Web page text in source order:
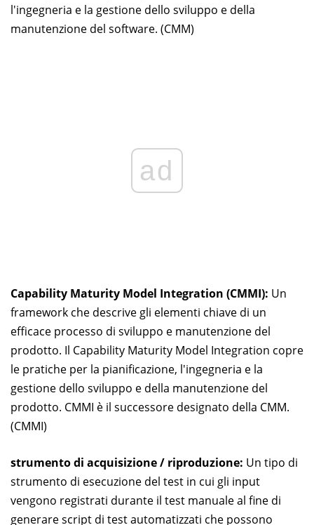
l'ingegneria e la gestione dello sviluppo e della
manutenzione del software. (CMM)
ad
Capability Maturity Model Integration (CMMI): Un
framework che descrive gli elementi chiave di un
efficace processo di sviluppo e manutenzione del
prodotto. Il Capability Maturity Model Integration copre
le pratiche per la pianificazione, l'ingegneria e la
gestione dello sviluppo e della manutenzione del
prodotto. CMMI è il successore designato della CMM.
(CMMI)
strumento di acquisizione / riproduzione: Un tipo di
strumento di esecuzione del test in cui gli input
vengono registrati durante il test manuale al fine di
generare script di test automatizzati che possono